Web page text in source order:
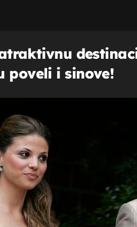
poveli i sinove!